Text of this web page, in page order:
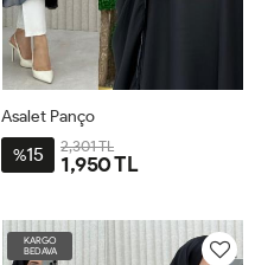
BDN-
38-
Asalet Panço
%15 2,301 TL
1,950 TL
KARGO
BEDAVA